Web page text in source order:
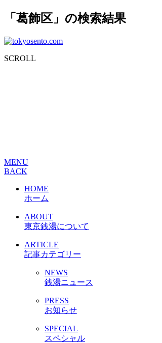
「葛飾区」の検索結果
SCROLL
MENU
BACK
HOME
ホーム
ABOUT
東京銭湯について
ARTICLE
記事カテゴリー
NEWS
銭湯ニュース
PRESS
お知らせ
SPECIAL
スペシャル